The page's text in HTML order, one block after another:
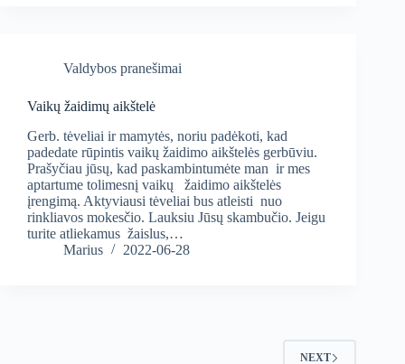
Valdybos pranešimai
Vaikų žaidimų aikštelė
Gerb. tėveliai ir mamytės, noriu padėkoti, kad
padedate rūpintis vaikų žaidimo aikštelės gerbūviu.
Prašyčiau jūsų, kad paskambintumėte man ir mes
aptartume tolimesnį vaikų žaidimo aikštelės
įrengimą. Aktyviausi tėveliai bus atleisti nuo
rinkliavos mokesčio. Lauksiu Jūsų skambučio. Jeigu
turite atliekamus žaislus,…
Marius
2022-06-28
NEXT